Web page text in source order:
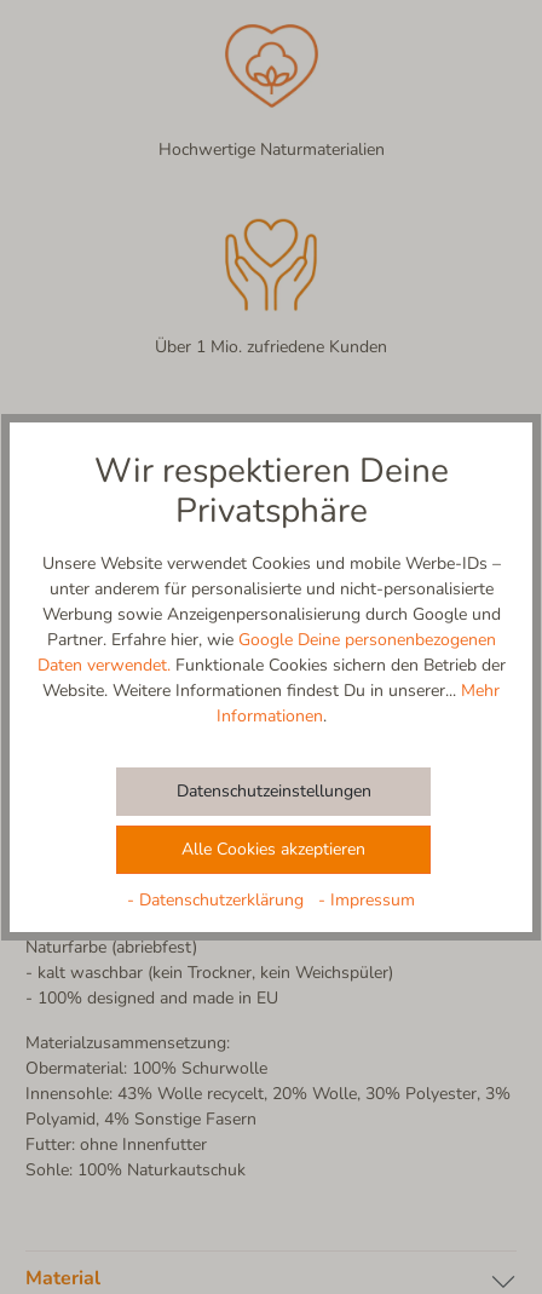
Hochwertige Naturmaterialien
Über 1 Mio. zufriedene Kunden
Produktbeschreibung
Dort, wo Erdbeeren lachen, Kirschen glitzern und Fantasie wie
Limonade prickelt, beginnt ein fröhlicher Tag – und Juicy Joy ist
Juicy Joy aus atmungsaktiver Schurwolle ist wunderbar leicht,
angenehm weich und wie gemacht für kleine Mädchen, die mit
einem Lächeln durch den Tag tanzen.
Die liebevoll gestalteten Früchte-Applikationen auf den
Schuhspitzen bringen Farbe ins Spiel und lassen Kinderherzen
höherschlagen.
- Obermaterial und Decksohle 100% reine Schurwolle
- temperaturregulierend
- handgenähte Applikation
- einfaches An- und Ausziehen dank weit zu öffnendem und
verstellbarem Klettverschluss
Naturfarbe (abriebfest)
- kalt waschbar (kein Trockner, kein Weichspüler)
- 100% designed and made in EU
Materialzusammensetzung:
Obermaterial: 100% Schurwolle
Innensohle: 43% Wolle recycelt, 20% Wolle, 30% Polyester, 3%
Polyamid, 4% Sonstige Fasern
Futter: ohne Innenfutter
Sohle: 100% Naturkautschuk
Material
Wir respektieren Deine
Privatsphäre
Unsere Website verwendet Cookies und mobile Werbe-IDs –
unter anderem für personalisierte und nicht-personalisierte
Werbung sowie Anzeigenpersonalisierung durch Google und
Partner. Erfahre hier, wie Google Deine personenbezogenen
Daten verwendet.Funktionale Cookies sichern den Betrieb der
Website. Weitere Informationen findest Du in unserer... Mehr
Informationen.
Datenschutzeinstellungen
Alle Cookies akzeptieren
- Datenschutzerklärung - Impressum